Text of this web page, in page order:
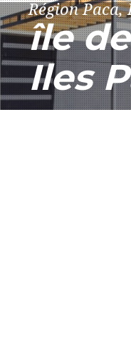
Région Paca,
île
Iles